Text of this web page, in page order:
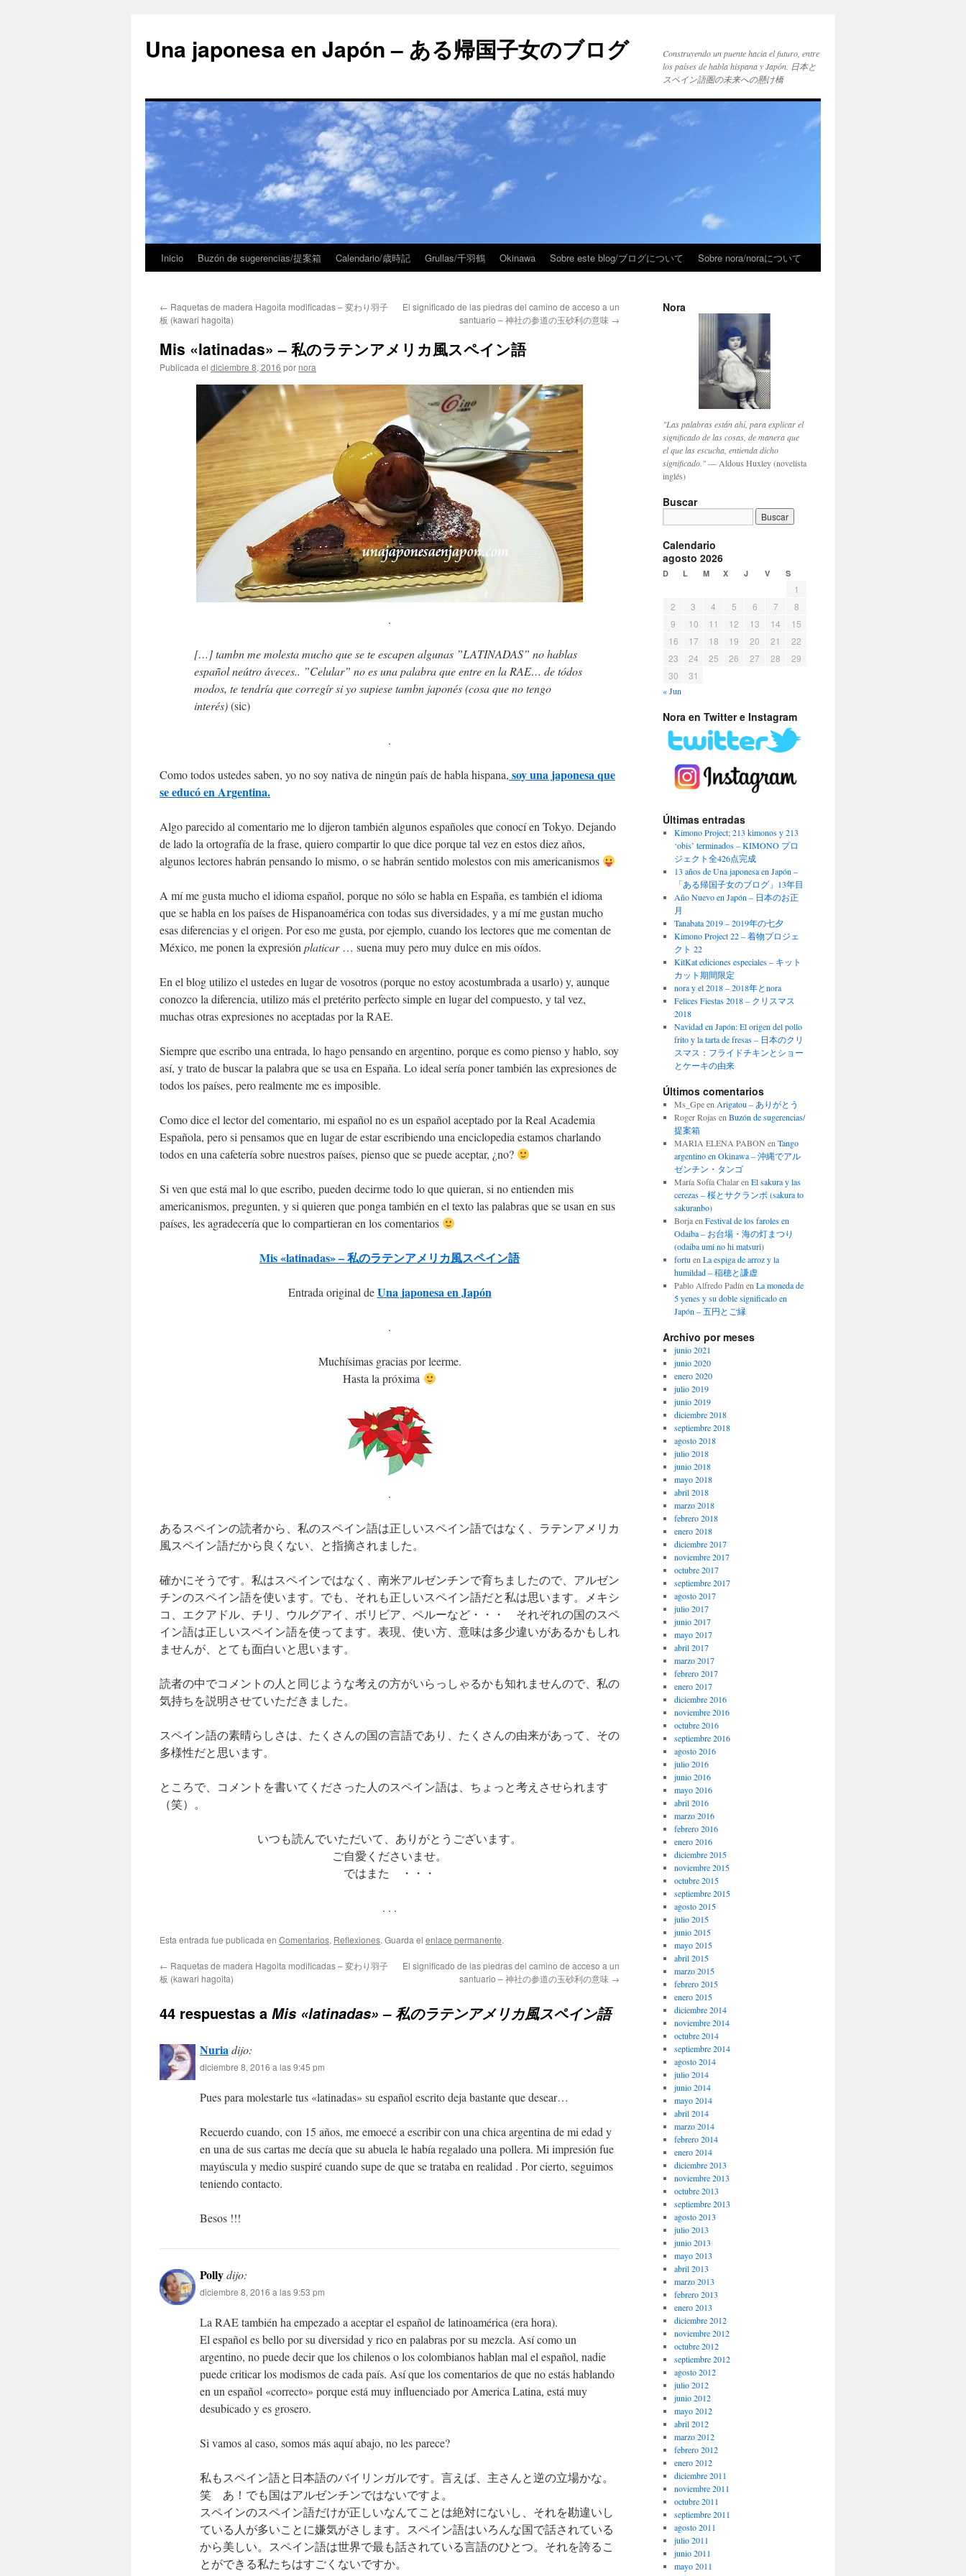
Una japonesa en Japón – ある帰国子女のブログ
Construyendo un puente hacia el futuro, entre
los países de habla hispana y Japón. 日本と
スペイン語圏の未来への懸け橋
Inicio Buzón de sugerencias/提案箱 Calendario/歳時記 Grullas/千羽鶴 Okinawa Sobre este blog/ブログについて Sobre nora/noraについて
← Raquetas de madera Hagoita modificadas – 変わり羽子
板 (kawari hagoita)
El significado de las piedras del camino de acceso a un
santuario – 神社の参道の玉砂利の意味 →
Mis «latinadas» – 私のラテンアメリカ風スペイン語
Publicada el diciembre 8, 2016 por nora
.
[…] tambn me molesta mucho que se te escapen algunas ”LATINADAS” no hablas
español neútro áveces.. ”Celular” no es una palabra que entre en la RAE… de tódos
modos, te tendría que corregír si yo supiese tambn japonés (cosa que no tengo
interés)(sic)
.
Como todos ustedes saben, yo no soy nativa de ningún país de habla hispana, soy una japonesa que
se educó en Argentina.
Algo parecido al comentario me lo dijeron también algunos españoles que conocí en Tokyo. Dejando
de lado la ortografía de la frase, quiero compartir lo que dice porque tal vez en estos diez años,
algunos lectores habrán pensando lo mismo, o se habrán sentido molestos con mis americanismos
A mí me gusta mucho el idioma español, porque no sólo se habla en España, es también el idioma
que se habla en los países de Hispanoamérica con todas sus diversidades, y a mí me gustan mucho
esas diferencias y el origen. Por eso me gusta, por ejemplo, cuando los lectores que me comentan de
México, me ponen la expresión platicar… suena muy pero muy dulce en mis oídos.
En el blog utilizo el ustedes en lugar de vosotros (porque no estoy acostumbrada a usarlo) y, aunque
conozco la diferencia, utilizo más el pretérito perfecto simple en lugar del compuesto, y tal vez,
muchas otras expresiones no aceptadas por la RAE.
Siempre que escribo una entrada, lo hago pensando en argentino, porque es como pienso y hablo, soy
así, y trato de buscar la palabra que se usa en España. Lo ideal sería poner también las expresiones de
todos los países, pero realmente me es imposible.
Como dice el lector del comentario, mi español no es un español aceptado por la Real Academia
Española, pero si pensamos que en lugar de estar escribiendo una enciclopedia estamos charlando
todos en una cafetería sobre nuestros países, pienso que se puede aceptar, ¿no?
Si ven que está mal lo que escribo, pueden decirme todo lo que quieran, si no entienden mis
americanismos, pregunten, y si quieren que ponga también en el texto las palabras que se usan en sus
países, les agradecería que lo compartieran en los comentarios
Mis «latinadas» – 私のラテンアメリカ風スペイン語
Entrada original deUna japonesa en Japón
.
Muchísimas gracias por leerme.
Hasta la próxima
.
あるスペインの読者から、私のスペイン語は正しいスペイン語ではなく、ラテンアメリカ
風スペイン語だから良くない、と指摘されました。
確かにそうです。私はスペインではなく、南米アルゼンチンで育ちましたので、アルゼン
チンのスペイン語を使います。でも、それも正しいスペイン語だと私は思います。メキシ
コ、エクアドル、チリ、ウルグアイ、ボリビア、ペルーなど・・・ それぞれの国のスペ
イン語は正しいスペイン語を使ってます。表現、使い方、意味は多少違いがあるかもしれ
ませんが、とても面白いと思います。
読者の中でコメントの人と同じような考えの方がいらっしゃるかも知れませんので、私の
気持ちを説明させていただきました。
スペイン語の素晴らしさは、たくさんの国の言語であり、たくさんの由来があって、その
多様性だと思います。
ところで、コメントを書いてくださった人のスペイン語は、ちょっと考えさせられます
（笑）。
いつも読んでいただいて、ありがとうございます。
ご自愛くださいませ。
ではまた ・・・
. . .
Esta entrada fue publicada en Comentarios, Reflexiones. Guarda el enlace permanente.
← Raquetas de madera Hagoita modificadas – 変わり羽子
板 (kawari hagoita)
El significado de las piedras del camino de acceso a un
santuario – 神社の参道の玉砂利の意味 →
44 respuestas a Mis «latinadas» – 私のラテンアメリカ風スペイン語
Nuriadijo:
diciembre 8, 2016 a las 9:45 pm
Pues para molestarle tus «latinadas» su español escrito deja bastante que desear…
Recuerdo cuando, con 15 años, me emoecé a escribir con una chica argentina de mi edad y
en una de sus cartas me decía que su abuela le había regalado una pollera. Mi impresión fue
mayúscula y medio suspiré cuando supe de que se trataba en realidad . Por cierto, seguimos
teniendo contacto.
Besos !!!
Pollydijo:
diciembre 8, 2016 a las 9:53 pm
La RAE también ha empezado a aceptar el español de latinoamérica (era hora).
El español es bello por su diversidad y rico en palabras por su mezcla. Así como un
argentino, no puede decir que los chilenos o los colombianos hablan mal el español, nadie
puede criticar los modismos de cada país. Así que los comentarios de que no estás hablando
en un español «correcto» porque está muy influenciado por America Latina, está muy
desubicado y es grosero.
Si vamos al caso, somos más aquí abajo, no les parece?
私もスペイン語と日本語のバイリンガルです。言えば、主さんと逆の立場かな。
笑 あ！でも国はアルゼンチンではないですよ。
スペインのスペイン語だけが正しいなんてことは絶対にないし、それを勘違いし
ている人が多いことに嫌気がさします。スペイン語はいろんな国で話されている
から美しい。スペイン語は世界で最も話されている言語のひとつ。それを誇るこ
とができる私たちはすごくないですか。
Nora
"Las palabras están ahí, para explicar el
significado de las cosas, de manera que
el que las escucha, entienda dicho
significado."— Aldous Huxley (novelista
inglés)
Buscar
Calendario
agosto 2026
D L M X J V S
1
2
3 4 5 6 7
8
9
10 11 12 13 14
15
16
17 18 19 20 21
22
23
24 25 26 27 28
29
30
31
« Jun
Nora en Twitter e Instagram
Últimas entradas
Kimono Project; 213 kimonos y 213
‘obis’ terminados – KIMONO プロ
ジェクト全426点完成
13 años de Una japonesa en Japón –
「ある帰国子女のブログ」13年目
Año Nuevo en Japón – 日本のお正
月
Tanabata 2019 – 2019年の七夕
Kimono Project 22 – 着物プロジェ
クト 22
KitKat ediciones especiales – キット
カット期間限定
nora y el 2018 – 2018年とnora
Felices Fiestas 2018 – クリスマス
2018
Navidad en Japón: El origen del pollo
frito y la tarta de fresas – 日本のクリ
スマス：フライドチキンとショー
とケーキの由来
Últimos comentarios
Ms_Gpeen Arigatou – ありがとう
Roger Rojas en Buzón de sugerencias/
提案箱
MARIA ELENA PABON en Tango
argentino en Okinawa – 沖縄でアル
ゼンチン・タンゴ
María Sofía Chalaren El sakura y las
cerezas – 桜とサクランボ (sakura to
sakuranbo)
Borjaen Festival de los faroles en
Odaiba – お台場・海の灯まつり
(odaiba umi no hi matsuri)
fortu en La espiga de arroz y la
humildad – 稲穂と謙虚
Pablo Alfredo Padín en La moneda de
5 yenes y su doble significado en
Japón – 五円とご縁
Archivo por meses
junio 2021
junio 2020
enero 2020
julio 2019
junio 2019
diciembre 2018
septiembre 2018
agosto 2018
julio 2018
junio 2018
mayo 2018
abril 2018
marzo 2018
febrero 2018
enero 2018
diciembre 2017
noviembre 2017
octubre 2017
septiembre 2017
agosto 2017
julio 2017
junio 2017
mayo 2017
abril 2017
marzo 2017
febrero 2017
enero 2017
diciembre 2016
noviembre 2016
octubre 2016
septiembre 2016
agosto 2016
julio 2016
junio 2016
mayo 2016
abril 2016
marzo 2016
febrero 2016
enero 2016
diciembre 2015
noviembre 2015
octubre 2015
septiembre 2015
agosto 2015
julio 2015
junio 2015
mayo 2015
abril 2015
marzo 2015
febrero 2015
enero 2015
diciembre 2014
noviembre 2014
octubre 2014
septiembre 2014
agosto 2014
julio 2014
junio 2014
mayo 2014
abril 2014
marzo 2014
febrero 2014
enero 2014
diciembre 2013
noviembre 2013
octubre 2013
septiembre 2013
agosto 2013
julio 2013
junio 2013
mayo 2013
abril 2013
marzo 2013
febrero 2013
enero 2013
diciembre 2012
noviembre 2012
octubre 2012
septiembre 2012
agosto 2012
julio 2012
junio 2012
mayo 2012
abril 2012
marzo 2012
febrero 2012
enero 2012
diciembre 2011
noviembre 2011
octubre 2011
septiembre 2011
agosto 2011
julio 2011
junio 2011
mayo 2011